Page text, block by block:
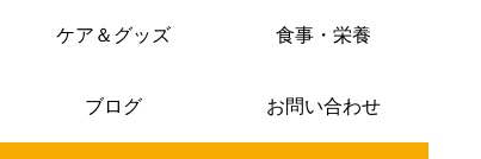
ケア＆グッズ 食事・栄養
ブログ お問い合わせ